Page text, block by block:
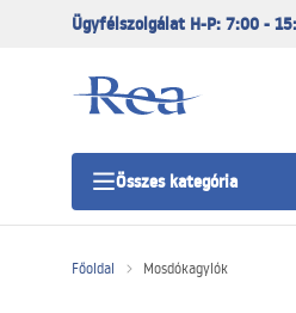
Ügyfélszolgálat H-P: 7:00 -
Összes kategória
Főoldal Mosdókagylók